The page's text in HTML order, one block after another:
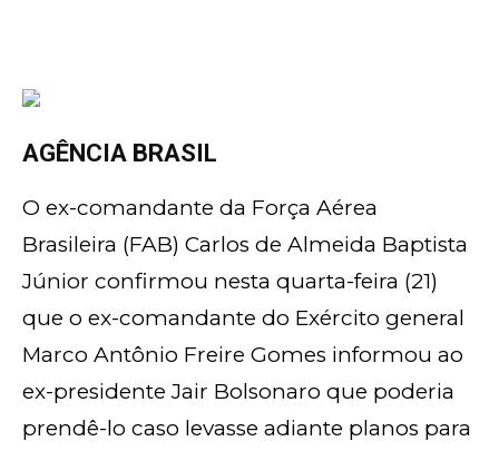
AGÊNCIA BRASIL
O ex-comandante da Força Aérea
Brasileira (FAB) Carlos de Almeida Baptista
Júnior confirmou nesta quarta-feira (21)
que o ex-comandante do Exército general
Marco Antônio Freire Gomes informou ao
ex-presidente Jair Bolsonaro que poderia
prendê-lo caso levasse adiante planos para